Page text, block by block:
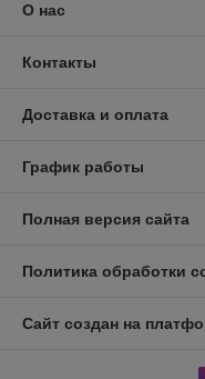
О нас
Контакты
Доставка и оплата
График работы
Полная версия сайта
Политика обработки
Сайт создан на